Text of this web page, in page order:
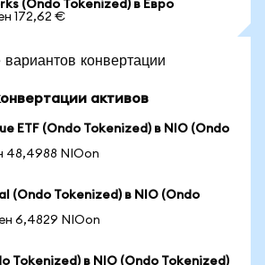
(Ondo Tokenized) в Евро
172,62 €
конвертации
активов
ETF (Ondo Tokenized) в NIO (Ondo
48,4988 NIOon
(Ondo Tokenized) в NIO (Ondo
6,4829 NIOon
Tokenized) в NIO (Ondo Tokenized)